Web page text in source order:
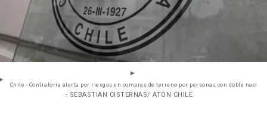
Chile.- Contraloría alerta por riesgos en compras de terreno por personas con doble naci
- SEBASTIAN CISTERNAS/ ATON CHILE